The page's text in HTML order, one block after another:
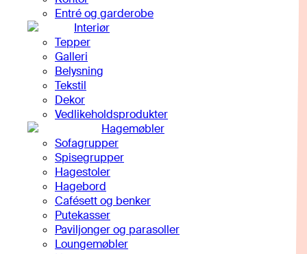
Entré og garderobe
Interiør
Tepper
Galleri
Belysning
Tekstil
Dekor
Vedlikeholdsprodukter
Hagemøbler
Sofagrupper
Spisegrupper
Hagestoler
Hagebord
Cafésett og benker
Putekasser
Paviljonger og parasoller
Loungemøbler